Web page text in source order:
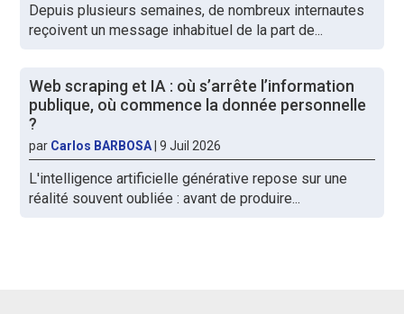
Depuis plusieurs semaines, de nombreux internautes
reçoivent un message inhabituel de la part de...
Web scraping et IA : où s’arrête l’information
publique, où commence la donnée personnelle
?
par Carlos BARBOSA |9 Juil 2026
L'intelligence artificielle générative repose sur une
réalité souvent oubliée : avant de produire...